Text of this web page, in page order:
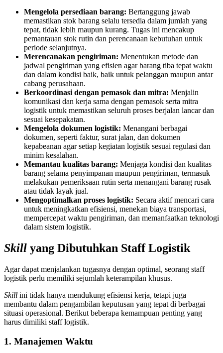
Mengelola persediaan barang: Bertanggung jawab
memastikan stok barang selalu tersedia dalam jumlah yang
tepat, tidak lebih maupun kurang. Tugas ini mencakup
pemantauan stok rutin dan perencanaan kebutuhan untuk
periode selanjutnya.
Merencanakan pengiriman: Menentukan metode dan
jadwal pengiriman yang efisien agar barang tiba tepat waktu
dan dalam kondisi baik, baik untuk pelanggan maupun antar
cabang perusahaan.
Berkoordinasi dengan pemasok dan mitra: Menjalin
komunikasi dan kerja sama dengan pemasok serta mitra
logistik untuk memastikan seluruh proses berjalan lancar dan
sesuai kesepakatan.
Mengelola dokumen logistik: Menangani berbagai
dokumen, seperti faktur, surat jalan, dan dokumen
kepabeanan agar setiap kegiatan logistik sesuai regulasi dan
minim kesalahan.
Memantau kualitas barang: Menjaga kondisi dan kualitas
barang selama penyimpanan maupun pengiriman, termasuk
melakukan pemeriksaan rutin serta menangani barang rusak
atau tidak layak jual.
Mengoptimalkan proses logistik: Secara aktif mencari cara
untuk meningkatkan efisiensi, menekan biaya transportasi,
mempercepat waktu pengiriman, dan memanfaatkan teknologi
dalam sistem logistik.
Skill yang Dibutuhkan Staff Logistik
Agar dapat menjalankan tugasnya dengan optimal, seorang staff
logistik perlu memiliki sejumlah keterampilan khusus.
Skill ini tidak hanya mendukung efisiensi kerja, tetapi juga
membantu dalam pengambilan keputusan yang tepat di berbagai
situasi operasional. Berikut beberapa kemampuan penting yang
harus dimiliki staff logistik.
1. Manajemen Waktu